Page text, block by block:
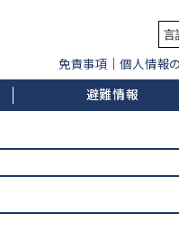
免責事項 個人情報
避難情報